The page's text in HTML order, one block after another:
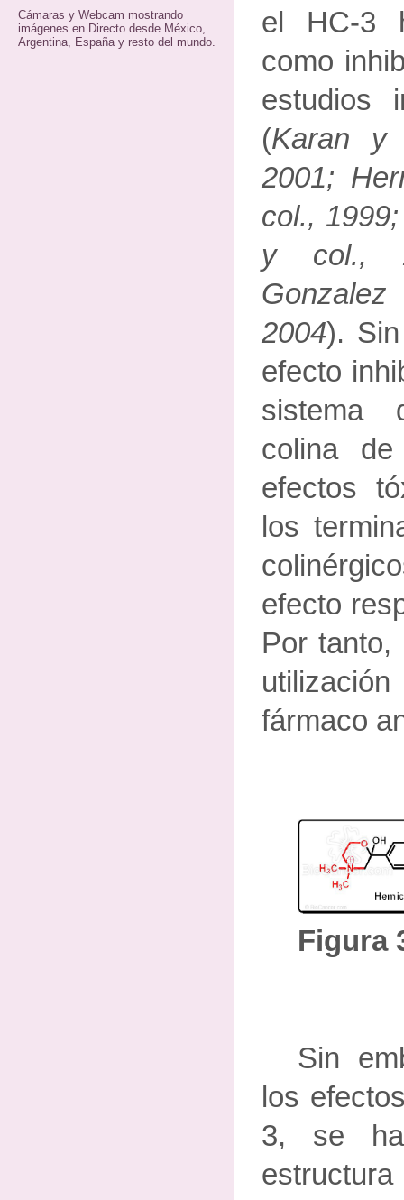
Cámaras y Webcam mostrando
imágenes en Directo desde México,
Argentina, España y resto del mundo.
el HC-3
como
estudios
(Karan y
2001;
col.,
y col.,
2004).
efecto
sistema
colina
efectos
los
efecto
Por
fármaco
Figura
Sin
los
3, se ha